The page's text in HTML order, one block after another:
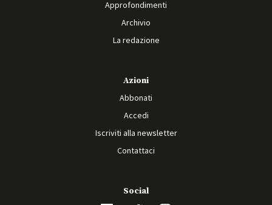
Approfondimenti
Archivio
La redazione
Azioni
Abbonati
Accedi
Iscriviti alla newsletter
Contattaci
Social